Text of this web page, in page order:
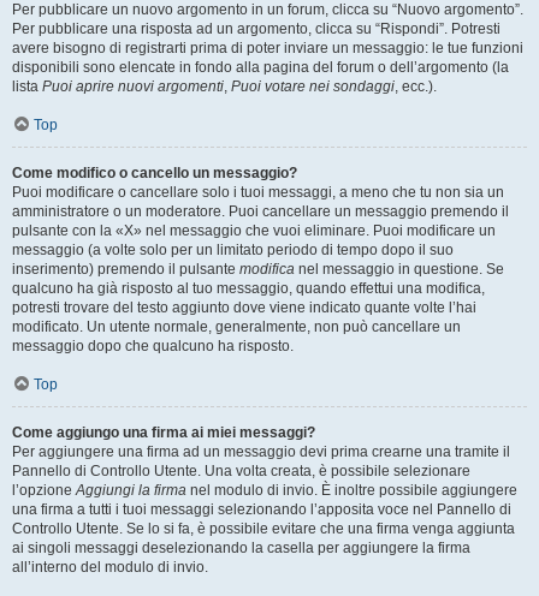
Per pubblicare un nuovo argomento in un forum, clicca su “Nuovo argomento”.
Per pubblicare una risposta ad un argomento, clicca su “Rispondi”. Potresti
avere bisogno di registrarti prima di poter inviare un messaggio: le tue funzioni
disponibili sono elencate in fondo alla pagina del forum o dell’argomento (la
lista Puoi aprire nuovi argomenti, Puoi votare nei sondaggi, ecc.).
Top
Come modifico o cancello un messaggio?
Puoi modificare o cancellare solo i tuoi messaggi, a meno che tu non sia un
amministratore o un moderatore. Puoi cancellare un messaggio premendo il
pulsante con la «X» nel messaggio che vuoi eliminare. Puoi modificare un
messaggio (a volte solo per un limitato periodo di tempo dopo il suo
inserimento) premendo il pulsante modifica nel messaggio in questione. Se
qualcuno ha già risposto al tuo messaggio, quando effettui una modifica,
potresti trovare del testo aggiunto dove viene indicato quante volte l’hai
modificato. Un utente normale, generalmente, non può cancellare un
messaggio dopo che qualcuno ha risposto.
Top
Come aggiungo una firma ai miei messaggi?
Per aggiungere una firma ad un messaggio devi prima crearne una tramite il
Pannello di Controllo Utente. Una volta creata, è possibile selezionare
l’opzioneAggiungi la firma nel modulo di invio. È inoltre possibile aggiungere
una firma a tutti i tuoi messaggi selezionando l’apposita voce nel Pannello di
Controllo Utente. Se lo si fa, è possibile evitare che una firma venga aggiunta
ai singoli messaggi deselezionando la casella per aggiungere la firma
all’interno del modulo di invio.